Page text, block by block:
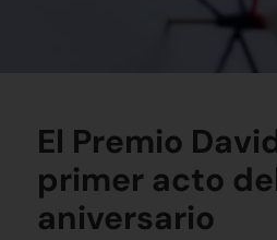
El Premio
primer acto
aniversario